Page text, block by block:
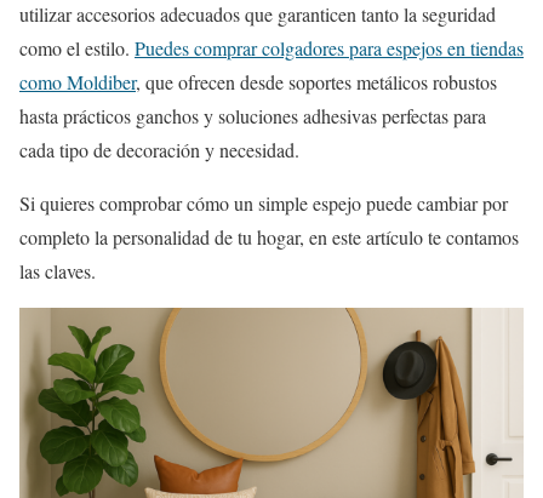
utilizar accesorios adecuados que garanticen tanto la seguridad
como el estilo. Puedes comprar colgadores para espejos en tiendas
como Moldiber, que ofrecen desde soportes metálicos robustos
hasta prácticos ganchos y soluciones adhesivas perfectas para
cada tipo de decoración y necesidad.
Si quieres comprobar cómo un simple espejo puede cambiar por
completo la personalidad de tu hogar, en este artículo te contamos
las claves.